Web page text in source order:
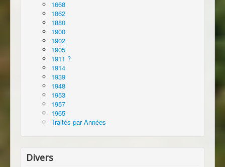
1668
1862
1880
1900
1902
1905
1911 ?
1914
1939
1948
1953
1957
1965
Traités par Années
Divers